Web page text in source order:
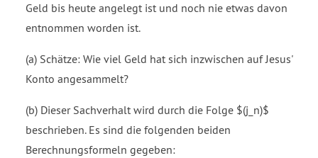
Geld bis heute angelegt ist und noch nie etwas davon
entnommen worden ist.
(a) Schätze: Wie viel Geld hat sich inzwischen auf Jesus'
Konto angesammelt?
(b) Dieser Sachverhalt wird durch die Folge $(j_n)$
beschrieben. Es sind die folgenden beiden
Berechnungsformeln gegeben: